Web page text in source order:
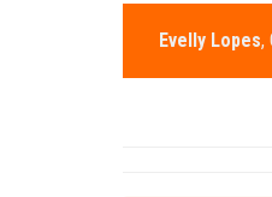
Evelly Lopes,